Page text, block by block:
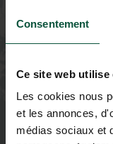
Consentement
Ce site web utilise
Les cookies nous
et les annonces,
médias sociaux et